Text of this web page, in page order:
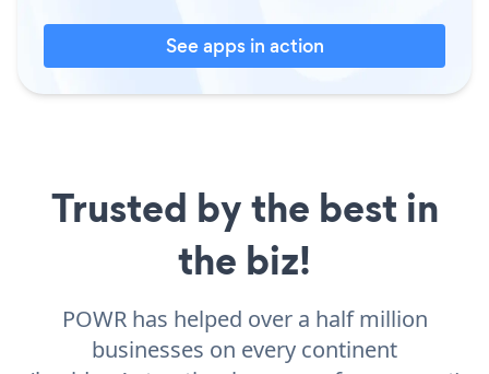
See apps in action
Trusted by the best in
the biz!
POWR has helped over a half million
businesses on every continent